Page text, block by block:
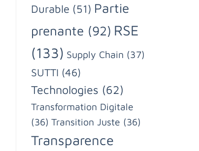
Durable (51) Partie
prenante (92) RSE
(133) Supply Chain (37)
SUTTI (46)
Technologies (62)
Transformation Digitale
(36) Transition Juste (36)
Transparence